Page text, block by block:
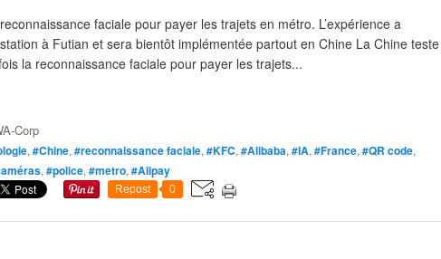
faciale pour payer les trajets en métro. L’expérience a
à Futian et sera bientôt implémentée partout en Chine La Chine teste
la reconnaissance faciale pour payer les trajets...
Corp
, #Chine, #reconnaissance faciale, #KFC, #Alibaba, #IA, #France, #QR code,
, #police, #metro, #Alipay
Repost 0